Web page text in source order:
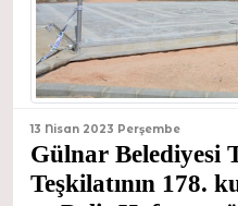
13 Nisan 2023 Perşembe
Gülnar Belediyesi
Teşkilatının 178.